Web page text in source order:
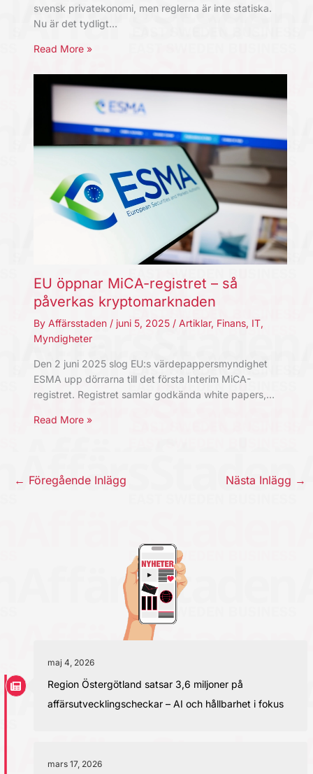
svensk privatekonomi, men reglerna är inte statiska.
Nu är det tydligt…
Read More »
EU öppnar MiCA-registret – så
påverkas kryptomarknaden
By Affärsstaden / juni 5, 2025 / Artiklar, Finans, IT,
Myndigheter
Den 2 juni 2025 slog EU:s värdepappersmyndighet
ESMA upp dörrarna till det första Interim MiCA-
registret. Registret samlar godkända white papers,…
Read More »
← Föregående Inlägg Nästa Inlägg →
maj 4, 2026
Region Östergötland satsar 3,6 miljoner på
affärsutvecklingscheckar – AI och hållbarhet i fokus
mars 17, 2026